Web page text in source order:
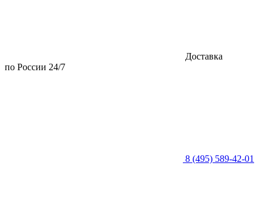
Доставка
по России 24/7
8 (495) 589-42-01